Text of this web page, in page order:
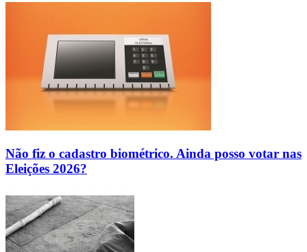
Não fiz o cadastro biométrico. Ainda posso votar nas
Eleições 2026?